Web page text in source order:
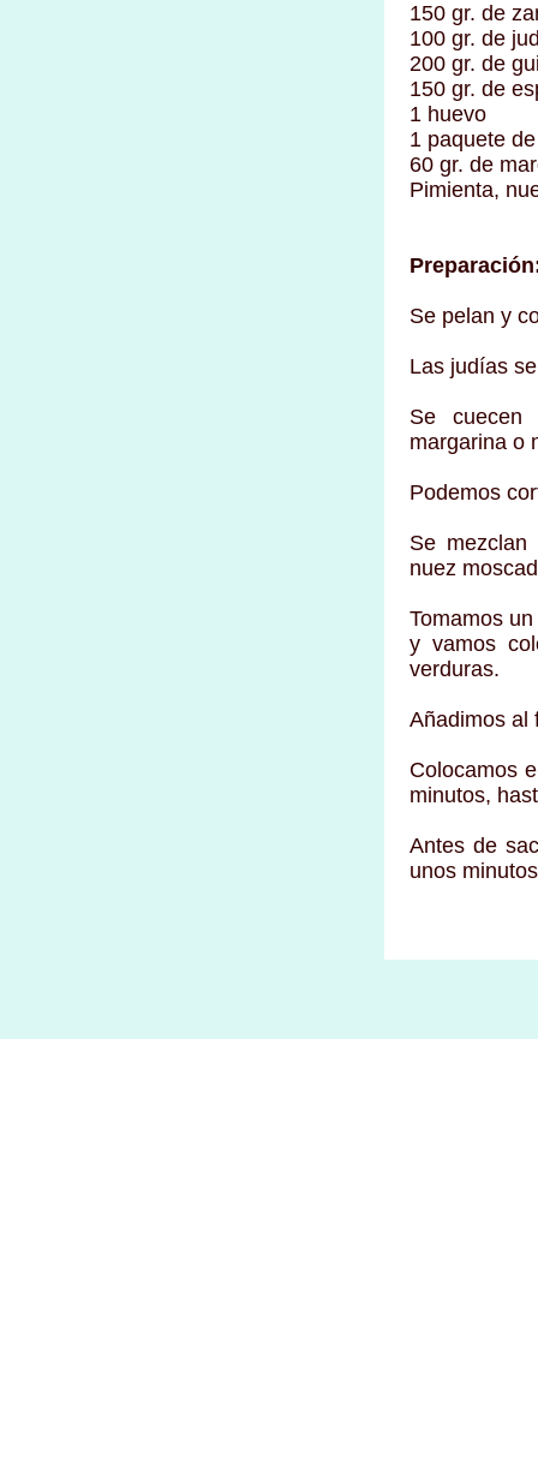
150 gr. de
100 gr. de
200 gr. de
150 gr. de
1 huevo
1 paquete
60 gr. de
Pimienta,
Se pelan y
Las judías
Se
margarina o
Podemos
Se
nuez
Tomamos
y vamos
verduras.
Añadimos al
Colocamos
minutos,
Antes de
unos